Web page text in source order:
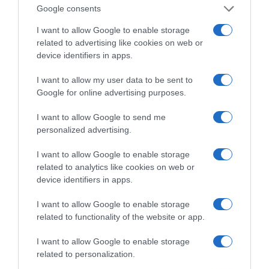
Google consents
I want to allow Google to enable storage
related to advertising like cookies on web or
device identifiers in apps.
I want to allow my user data to be sent to
Google for online advertising purposes.
I want to allow Google to send me
personalized advertising.
I want to allow Google to enable storage
related to analytics like cookies on web or
device identifiers in apps.
I want to allow Google to enable storage
related to functionality of the website or app.
I want to allow Google to enable storage
related to personalization.
της Ζωής μας
το ελληνικό καλοκαίρι και ένας
πολιτισμός που μας ενώνει κάθε μέρα.
ΌΣΑ ΧΡΕΙΆΖΕΣΑΙ
ΡΟΗ ΕΙΔΗΣΕΩΝ
Ορθόδοξοι υπάρχουν και στα Βαλκάνια, κύριοι του
Ψυχρολουσία στην Τούμπα: Ο ΠΑΟΚ πλήρωσε το